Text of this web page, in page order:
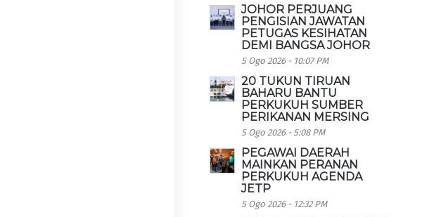
JOHOR PERJUANG
PENGISIAN JAWATAN
PETUGAS KESIHATAN
DEMI BANGSA JOHOR
5 Ogo 2026 - 10:07 PM
20 TUKUN TIRUAN
BAHARU BANTU
PERKUKUH SUMBER
PERIKANAN MERSING
5 Ogo 2026 - 5:08 PM
PEGAWAI DAERAH
MAINKAN PERANAN
PERKUKUH AGENDA
JETP
5 Ogo 2026 - 12:32 PM